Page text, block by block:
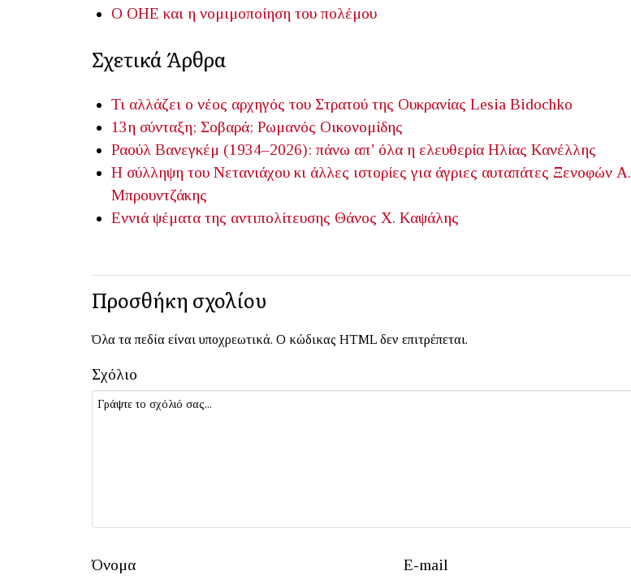
Ο ΟΗΕ και η νομιμοποίηση του πολέμου
Σχετικά Άρθρα
Τι αλλάζει ο νέος αρχηγός του Στρατού της Ουκρανίας Lesia Bidochko
13η σύνταξη; Σοβαρά; Ρωμανός Οικονομίδης
Ραούλ Βανεγκέμ (1934–2026): πάνω απ’ όλα η ελευθερία Ηλίας Κανέλλης
Η σύλληψη του Νετανιάχου κι άλλες ιστορίες για άγριες αυταπάτες Ξενοφών Α.
Μπρουντζάκης
Εννιά ψέματα της αντιπολίτευσης Θάνος Χ. Καψάλης
Προσθήκη σχολίου
Όλα τα πεδία είναι υποχρεωτικά. Ο κώδικας HTML δεν επιτρέπεται.
Σχόλιο
Όνομα E-mail